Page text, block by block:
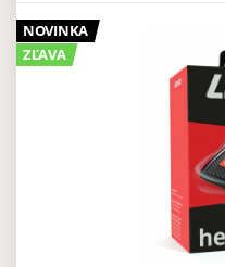
NOVINKA
ZĽAVA